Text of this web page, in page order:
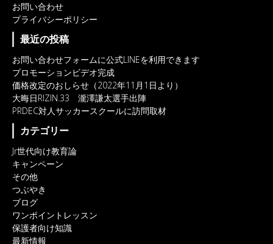
お問い合わせ
プライバシーポリシー
最近の投稿
お問い合わせフォームに公式LINEを利用できます
プロモーションビデオ完成
価格改定のおしらせ（2022年11月1日より）
大晦日RIZIN.33 瀧澤謙太選手出陣
PRDEC対人サッカースクールに訪問取材
カテゴリー
Jr世代向け教育論
キャンペーン
その他
つぶやき
ブログ
ワンポイントレッスン
保護者向け知識
最新情報